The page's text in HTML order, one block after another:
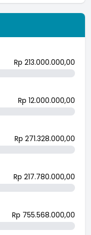
Rp 213.000.000,00
Rp 12.000.000,00
Rp 271.328.000,00
Rp 217.780.000,00
Rp 755.568.000,00